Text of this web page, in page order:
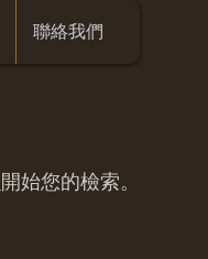
聯絡我們
開始您的檢索。